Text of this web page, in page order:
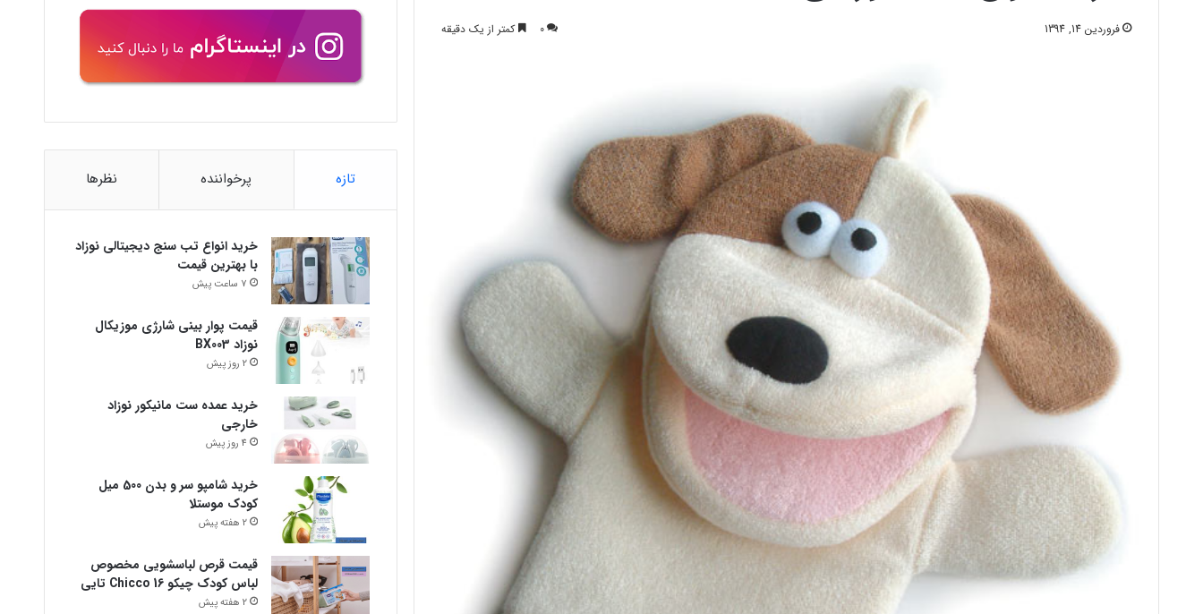
فروردین 14, 1394 0 کمتر از یک دقیقه
تازه پرخواننده نظرها
خرید انواع تب سنج دیجیتالی نوزاد
با بهترین قیمت
7 ساعت پیش
قیمت پوار بینی شارژی موزیکال
نوزاد BX003
2 روز پیش
خرید عمده ست مانیکور نوزاد
خارجی
4 روز پیش
خرید شامپو سر و بدن 500 میل
کودک موستلا
2 هفته پیش
قیمت قرص لباسشویی مخصوص
لباس کودک چیکو Chicco 16 تایی
2 هفته پیش